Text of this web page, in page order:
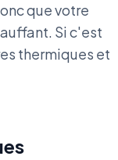
que votre
Si c'est
thermiques et